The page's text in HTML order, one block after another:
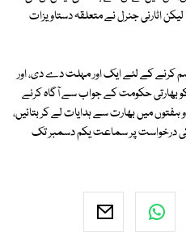
اٹارنی جنرل نے متعلقہ دستاویزات
کرنے کے لئے ایک اور مہلت دے دی، اور
بھارتی حکومت کے جواب سے آگاہ کرنے
میں بھارت سے ہدایات لے کر بتائیں،
درخواست پر سماعت یکم دسمبر تک